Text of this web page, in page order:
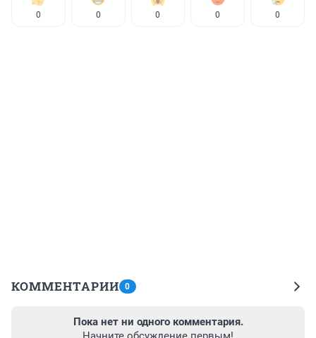
0 0 0 0 0
КОММЕНТАРИИ 0
Пока нет ни одного комментария.